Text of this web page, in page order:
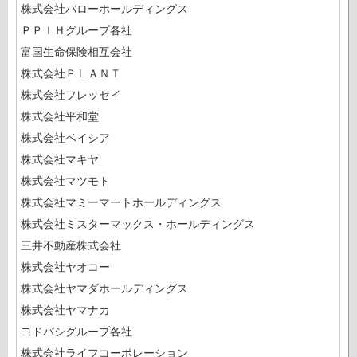
株式会社バローホールディングス
ＰＰＩＨグループ各社
富国生命保険相互会社
株式会社ＰＬＡＮＴ
株式会社フレッセイ
株式会社平和堂
株式会社ベイシア
株式会社マキヤ
株式会社マツモト
株式会社マミーマートホールディングス
株式会社ミスターマックス・ホールディングス
三井不動産株式会社
株式会社ヤオコー
株式会社ヤマダホールディングス
株式会社ヤマナカ
ヨドバシグループ各社
株式会社ライフコーポレーション